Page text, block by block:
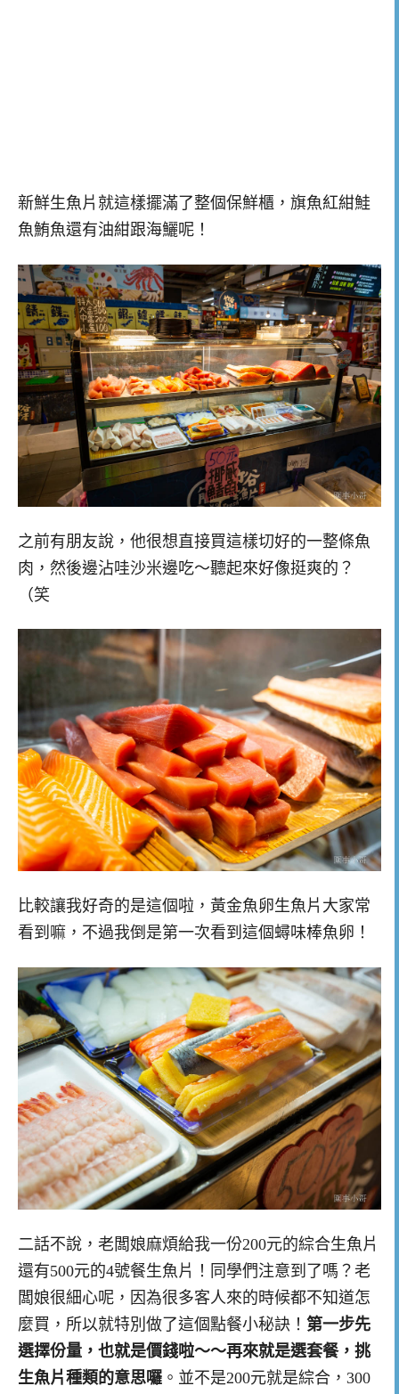
新鮮生魚片就這樣擺滿了整個保鮮櫃，旗魚紅紺鮭
魚鮪魚還有油紺跟海鱺呢！
之前有朋友說，他很想直接買這樣切好的一整條魚
肉，然後邊沾哇沙米邊吃～聽起來好像挺爽的？
（笑
比較讓我好奇的是這個啦，黃金魚卵生魚片大家常
看到嘛，不過我倒是第一次看到這個蟳味棒魚卵！
二話不說，老闆娘麻煩給我一份200元的綜合生魚片
還有500元的4號餐生魚片！同學們注意到了嗎？老
闆娘很細心呢，因為很多客人來的時候都不知道怎
麼買，所以就特別做了這個點餐小秘訣！ 第一步先
選擇份量，也就是價錢啦～～再來就是選套餐，挑
生魚片種類的意思囉 。並不是200元就是綜合，300